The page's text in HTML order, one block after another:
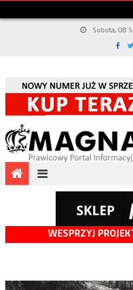
Sobota, 08
WESPRZYJ